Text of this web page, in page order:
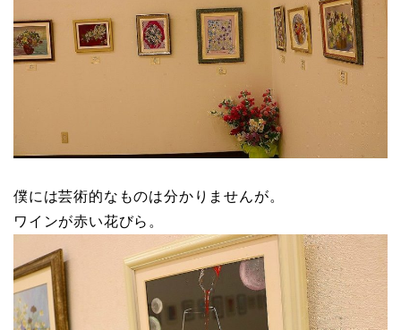
僕には芸術的なものは分かりませんが。
ワインが赤い花びら。